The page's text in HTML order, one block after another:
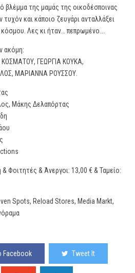
βλέμμα της μαμάς της οικοδέσποινας
και κάποιο ζευγάρι ανταλλάξει
Λες κι ήταν… πεπρωμένο….
ακόμη:
ΓΕΩΡΓΙΑ ΚΟΥΚΑ,
ΜΑΡΙΑΝΝΑ ΡΟΥΣΣΟΥ.
Μάκης Δελαπόρτας
Φοιτητές & Άνεργοι: 13,00 € & Ταμείο:
Spots, Reload Stores, Media Markt,
Facebook Tweet It